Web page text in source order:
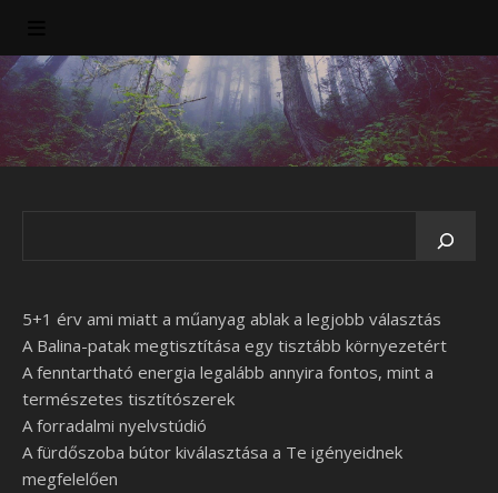
5+1 érv ami miatt a műanyag ablak a legjobb választás
A Balina-patak megtisztítása egy tisztább környezetért
A fenntartható energia legalább annyira fontos, mint a
természetes tisztítószerek
A forradalmi nyelvstúdió
A fürdőszoba bútor kiválasztása a Te igényeidnek
megfelelően